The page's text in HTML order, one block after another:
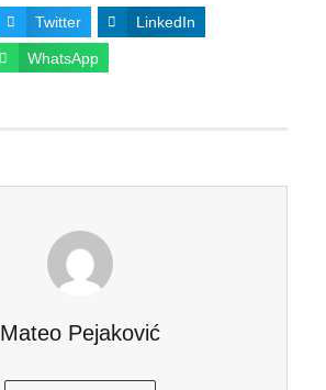
Twitter LinkedIn
WhatsApp
Mateo Pejaković